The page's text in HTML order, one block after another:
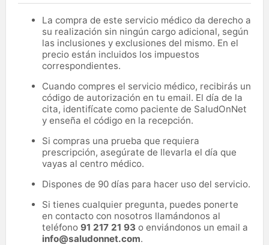
La compra de este servicio médico da derecho a
su realización sin ningún cargo adicional, según
las inclusiones y exclusiones del mismo. En el
precio están incluidos los impuestos
correspondientes.
Cuando compres el servicio médico, recibirás un
código de autorización en tu email. El día de la
cita, identifícate como paciente de SaludOnNet
y enseña el código en la recepción.
Si compras una prueba que requiera
prescripción, asegúrate de llevarla el día que
vayas al centro médico.
Dispones de 90 días para hacer uso del servicio.
Si tienes cualquier pregunta, puedes ponerte
en contacto con nosotros llamándonos al
teléfono 91 217 21 93 o enviándonos un email a
info@saludonnet.com.